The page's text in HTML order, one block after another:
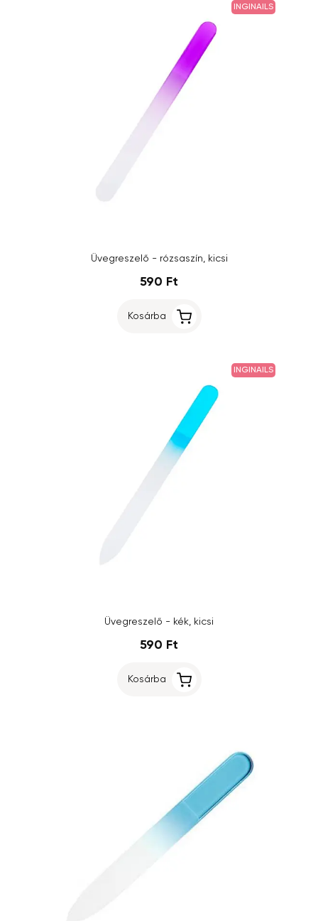
INGINAILS
Üvegreszelő - rózsaszín, kicsi
590 Ft
Kosárba
INGINAILS
Üvegreszelő - kék, kicsi
590 Ft
Kosárba